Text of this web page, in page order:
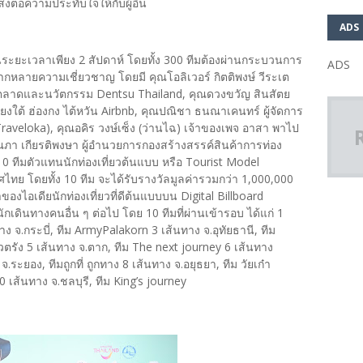
ยะเวลาเพียง 2 สัปดาห์ โดยทั้ง 300 ทีมต้องผ่านกระบวนการ
ลายความเชี่ยวชาญ โดยมี คุณโอลิเวอร์ กิตติพงษ์ วีระเต
าดและนวัตกรรม Dentsu Thailand, คุณดวงขวัญ สินสัตย
งใต้ ฮ่องกง ไต้หวัน Airbnb, คุณปณิชา ธนณาเคนทร์ ผู้จัดการ
คุณอคิร วงษ์เซ็ง (ว่านไฉ) เจ้าของเพจ อาสา พาไป
เกียรติพงษา ผู้อำนวยการกองสร้างสรรค์สินค้าการท่อง
ทีมตัวแทนนักท่องเที่ยวต้นแบบ หรือ Tourist Model
ทย โดยทั้ง 10 ทีม จะได้รับรางวัลมูลค่ารวมกว่า 1,000,000
องไอเดียนักท่องเที่ยวที่ดีต้นแบบบน Digital Billboard
เดินทางคนอื่น ๆ ต่อไป โดย 10 ทีมที่ผ่านเข้ารอบ ได้แก่ 1
จ.กระบี่, ทีม ArmyPalakorn 3 เส้นทาง จ.อุทัยธานี, ทีม
รัง 5 เส้นทาง จ.ตาก, ทีม The next journey 6 เส้นทาง
ระยอง, ทีมถูกที่ ถูกทาง 8 เส้นทาง จ.อยุธยา, ทีม วัยเก๋า
ส้นทาง จ.ชลบุรี, ทีม King’s journey
ADS
ADS